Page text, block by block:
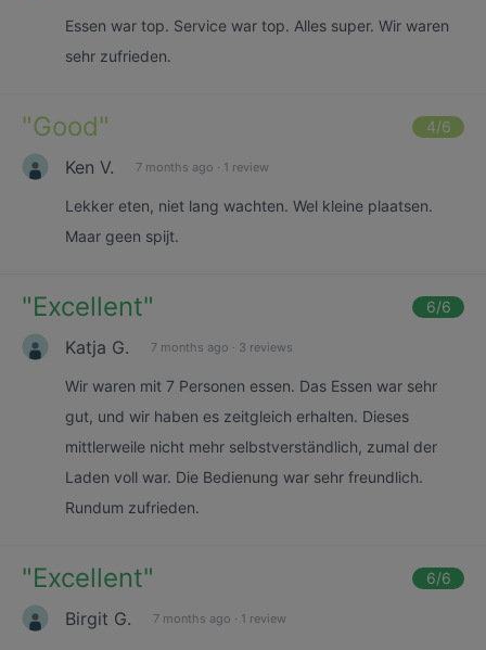
Essen war top. Service war top. Alles super. Wir waren
sehr zufrieden.
"Good" 4/6
Ken V. 7 months ago · 1 review
Lekker eten, niet lang wachten. Wel kleine plaatsen.
Maar geen spijt.
"Excellent" 6/6
Katja G. 7 months ago · 3 reviews
Wir waren mit 7 Personen essen. Das Essen war sehr
gut, und wir haben es zeitgleich erhalten. Dieses
mittlerweile nicht mehr selbstverständlich, zumal der
Laden voll war. Die Bedienung war sehr freundlich.
Rundum zufrieden.
"Excellent" 6/6
Birgit G. 7 months ago · 1 review